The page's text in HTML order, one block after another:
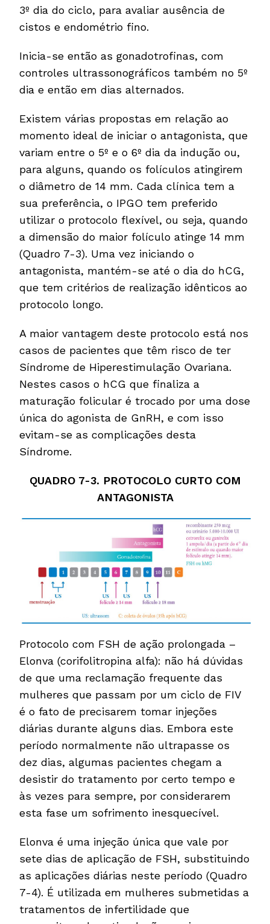
3º dia do ciclo, para avaliar ausência de
cistos e endométrio fino.
Inicia-se então as gonadotrofinas, com
controles ultrassonográficos também no 5º
dia e então em dias alternados.
Existem várias propostas em relação ao
momento ideal de iniciar o antagonista, que
variam entre o 5º e o 6º dia da indução ou,
para alguns, quando os folículos atingirem
o diâmetro de 14 mm. Cada clínica tem a
sua preferência, o IPGO tem preferido
utilizar o protocolo flexível, ou seja, quando
a dimensão do maior folículo atinge 14 mm
(Quadro 7-3). Uma vez iniciando o
antagonista, mantém-se até o dia do hCG,
que tem critérios de realização idênticos ao
protocolo longo.
A maior vantagem deste protocolo está nos
casos de pacientes que têm risco de ter
Síndrome de Hiperestimulação Ovariana.
Nestes casos o hCG que finaliza a
maturação folicular é trocado por uma dose
única do agonista de GnRH, e com isso
evitam-se as complicações desta
Síndrome.
QUADRO 7-3. PROTOCOLO CURTO COM
ANTAGONISTA
Protocolo com FSH de ação prolongada –
Elonva (corifolitropina alfa): não há dúvidas
de que uma reclamação frequente das
mulheres que passam por um ciclo de FIV
é o fato de precisarem tomar injeções
diárias durante alguns dias. Embora este
período normalmente não ultrapasse os
dez dias, algumas pacientes chegam a
desistir do tratamento por certo tempo e
às vezes para sempre, por considerarem
esta fase um sofrimento inesquecível.
Elonva é uma injeção única que vale por
sete dias de aplicação de FSH, substituindo
as aplicações diárias neste período (Quadro
7-4). É utilizada em mulheres submetidas a
tratamentos de infertilidade que